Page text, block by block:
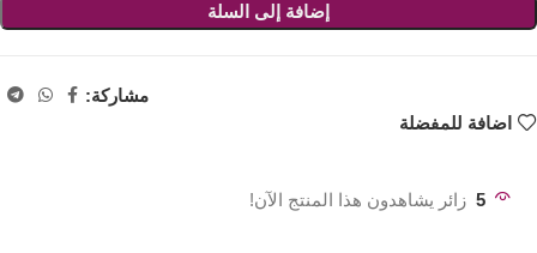
إضافة إلى السلة
مشاركة:
اضافة للمفضلة
5 زائر يشاهدون هذا المنتج الآن!